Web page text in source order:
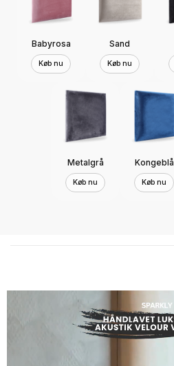
Babyrosa
Køb nu
Sand
Køb nu
Metalgrå
Køb nu
Kongeblå
Køb nu